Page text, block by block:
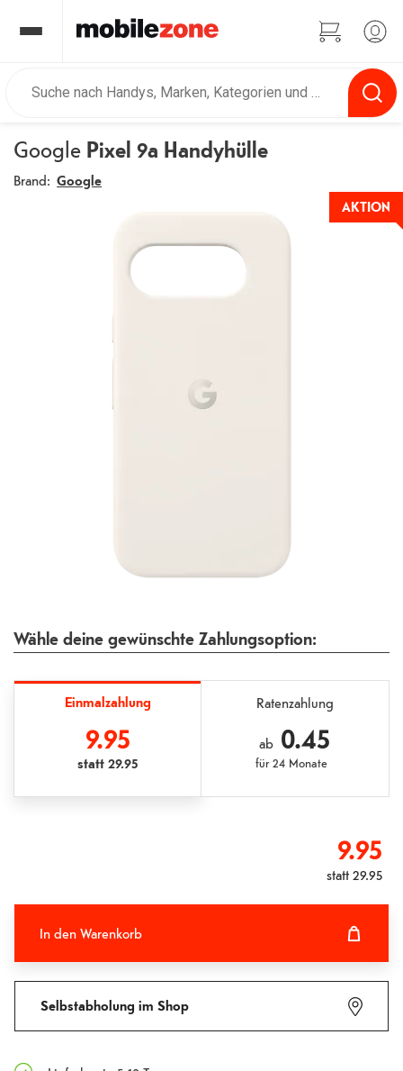
Google Pixel 9a Handyhülle
Brand: Google
AKTION
Wähle deine gewünschte Zahlungsoption:
Einmalzahlung
9.95
statt29.95
Ratenzahlung
ab 0.45
für24 Monate
9.95
statt29.95
In den Warenkorb
Selbstabholung im Shop